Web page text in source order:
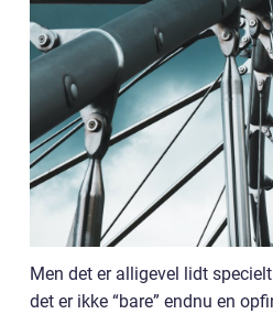
Men det er alligevel lidt
det er ikke “bare” endnu en